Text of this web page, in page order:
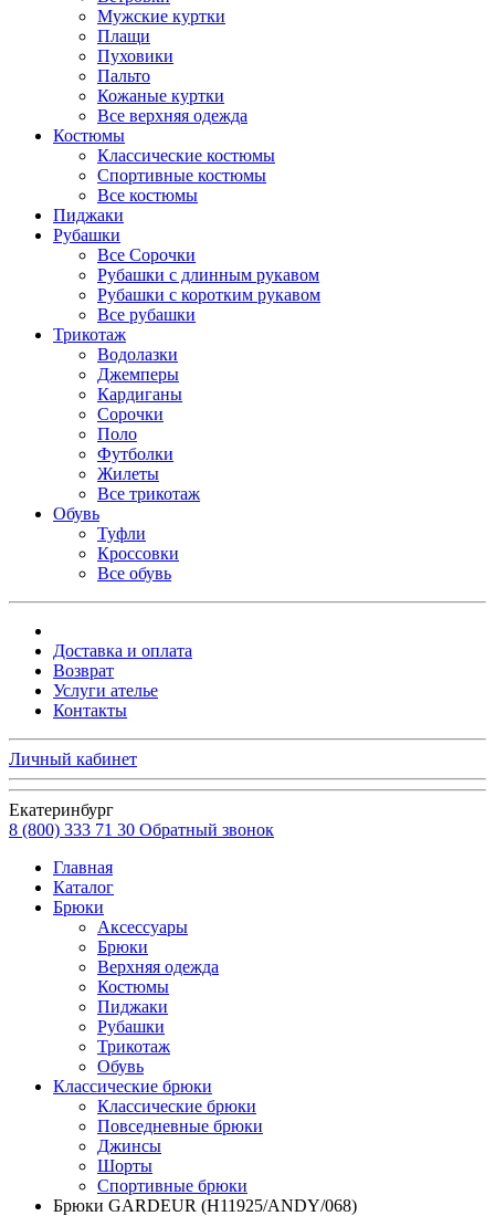
Мужские куртки
Плащи
Пуховики
Пальто
Кожаные куртки
Все верхняя одежда
Костюмы
Классические костюмы
Спортивные костюмы
Все костюмы
Пиджаки
Рубашки
Все Сорочки
Рубашки с длинным рукавом
Рубашки с коротким рукавом
Все рубашки
Трикотаж
Водолазки
Джемперы
Кардиганы
Сорочки
Поло
Футболки
Жилеты
Все трикотаж
Обувь
Туфли
Кроссовки
Все обувь
Доставка и оплата
Возврат
Услуги ателье
Контакты
Личный кабинет
Екатеринбург
8 (800) 333 71 30 Обратный звонок
Главная
Каталог
Брюки
Аксессуары
Брюки
Верхняя одежда
Костюмы
Пиджаки
Рубашки
Трикотаж
Обувь
Классические брюки
Классические брюки
Повседневные брюки
Джинсы
Шорты
Спортивные брюки
Брюки GARDEUR (H11925/ANDY/068)